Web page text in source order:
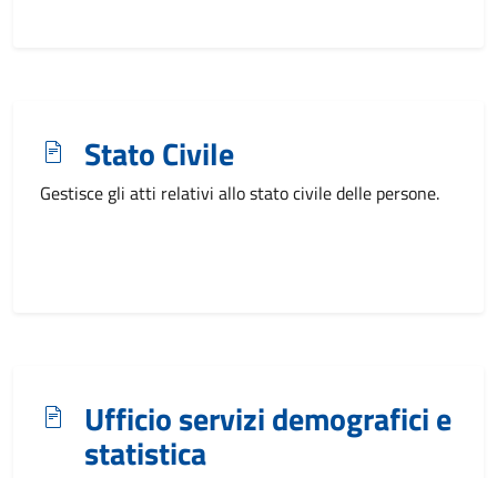
Stato Civile
Gestisce gli atti relativi allo stato civile delle persone.
Ufficio servizi demografici e
statistica